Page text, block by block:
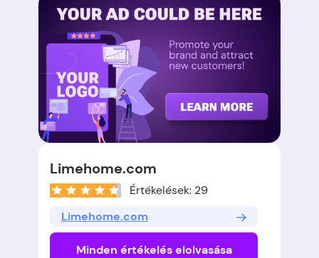
Limehome.com
Értékelések: 29
Limehome.com
Minden értékelés elolvasása